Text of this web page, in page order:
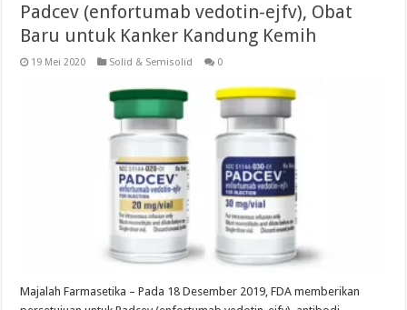
Padcev (enfortumab vedotin-ejfv), Obat
Baru untuk Kanker Kandung Kemih
19 Mei 2020 Solid & Semisolid 0
Majalah Farmasetika – Pada 18 Desember 2019, FDA memberikan